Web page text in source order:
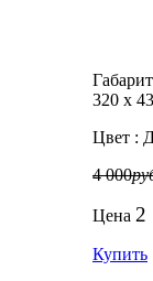
320 х
Цвет :
4 000
Цена 2
Купить